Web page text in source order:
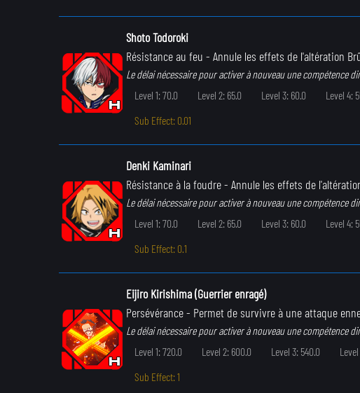
Shoto Todoroki
Résistance au feu - Annule les effets de l'altération
Le délai nécessaire pour activer à nouveau une compétence
Level 1: 70.0
Level 2: 65.0 Level 3: 60.0 Level 4:
Sub Effect: 0.01
Denki Kaminari
Résistance à la foudre- Annule les effets de
Le délai nécessaire pour activer à nouveau une compétence
Level 1: 70.0
Level 2: 65.0 Level 3: 60.0 Level 4:
Sub Effect: 0.1
Eijiro Kirishima (Guerrier enragé)
Persévérance- Permet de survivre à une attaque
Le délai nécessaire pour activer à nouveau une compétence
Level 1: 720.0
Level 2: 600.0 Level 3: 540.0
Sub Effect: 1